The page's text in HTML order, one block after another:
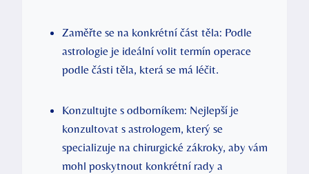
Zaměřte se na konkrétní část těla: Podle
astrologie je ideální volit termín operace
podle části těla, která se má léčit.
Konzultujte s odborníkem: Nejlepší je
konzultovat s astrologem, který se
specializuje na chirurgické zákroky, aby vám
mohl poskytnout konkrétní rady a